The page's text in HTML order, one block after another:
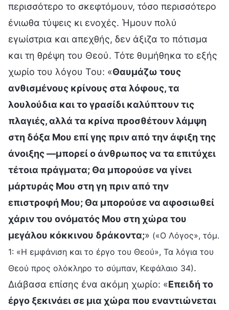
περισσότερο το σκεφτόμουν, τόσο περισσότερο
ένιωθα τύψεις κι ενοχές. Ήμουν πολύ
εγωίστρια και απεχθής, δεν άξιζα το πότισμα
και τη θρέψη του Θεού. Τότε θυμήθηκα το εξής
χωρίο του λόγου Του: «Θαυμάζω τους
ανθισμένους κρίνους στα λόφους, τα
λουλούδια και το γρασίδι καλύπτουν τις
πλαγιές, αλλά τα κρίνα προσθέτουν λάμψη
στη δόξα Μου επί γης πριν από την άφιξη της
άνοιξης —μπορεί ο άνθρωπος να τα επιτύχει
τέτοια πράγματα; Θα μπορούσε να γίνει
μάρτυράς Μου στη γη πριν από την
επιστροφή Μου; Θα μπορούσε να αφοσιωθεί
χάριν του ονόματός Μου στη χώρα του
μεγάλου κόκκινου δράκοντα;» («Ο Λόγος», τόμ.
1: «Η εμφάνιση και το έργο του Θεού», Τα λόγια του
Θεού προς ολόκληρο το σύμπαν, Κεφάλαιο 34).
Διάβασα επίσης ένα ακόμη χωρίο: «Επειδή το
έργο ξεκινάει σε μια χώρα που εναντιώνεται